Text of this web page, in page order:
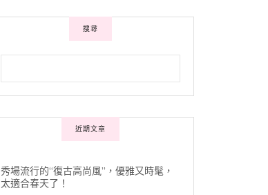
搜尋
近期文章
秀場流行的“復古高尚風”，優雅又時髦，
太適合春天了！